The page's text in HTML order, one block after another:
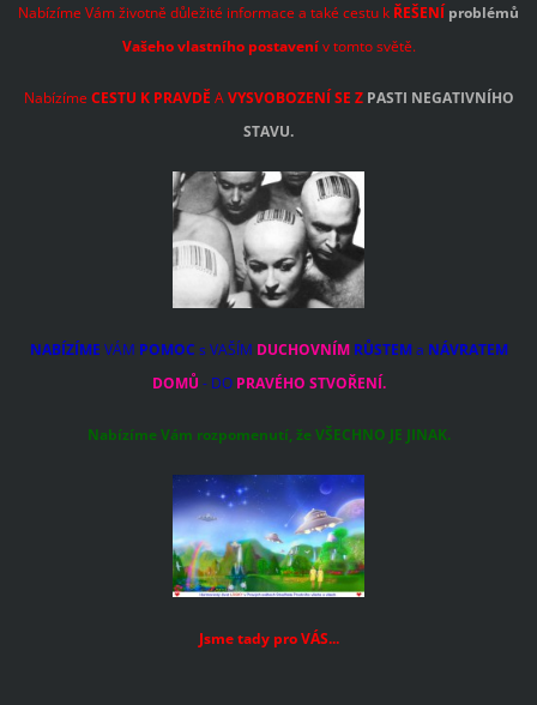
Nabízíme Vám životně důležité informace a také cestu k ŘEŠENÍ problémů
Vašeho vlastního postavenív tomto světě.
Nabízíme CESTU K PRAVDĚ AVYSVOBOZENÍ SE Z PASTI NEGATIVNÍHO
STAVU.
NABÍZÍME VÁM POMOC s VAŠÍM DUCHOVNÍMRŮSTEMa NÁVRATEM
DOMŮ - DO PRAVÉHO STVOŘENÍ.
Nabízíme Vám rozpomenutí, že VŠECHNO JE JINAK.
Jsme tady pro VÁS...